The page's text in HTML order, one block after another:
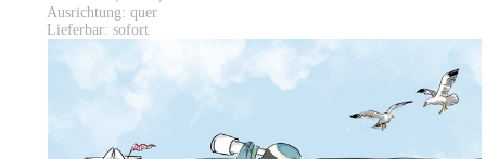
Ausrichtung: quer
Lieferbar: sofort